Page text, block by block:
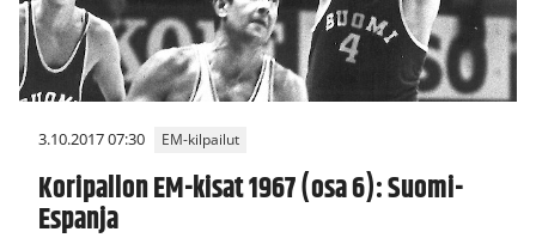
3.10.2017 07:30 EM-kilpailut
Koripallon EM-kisat 1967 (osa 6): Suomi-
Espanja